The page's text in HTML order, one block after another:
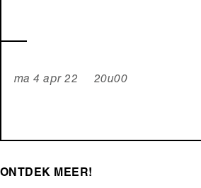
ma 4 apr 22 20u00
ONTDEK MEER!